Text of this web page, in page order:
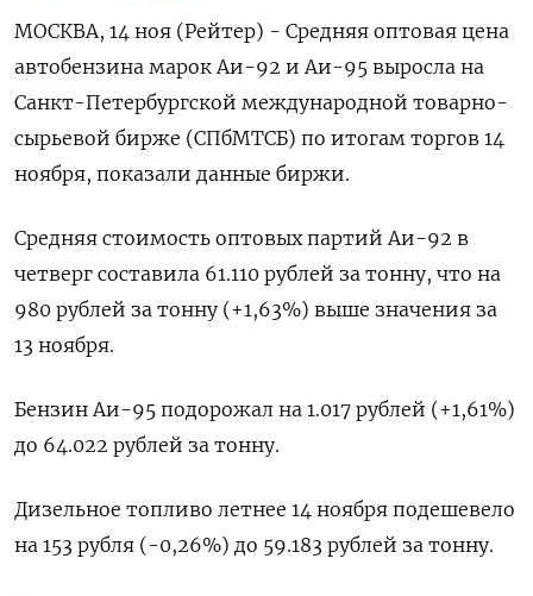
МОСКВА, 14 ноя (Рейтер) - Средняя оптовая цена
автобензина марок Аи-92 и Аи-95 выросла на
Санкт-Петербургской международной товарно-
сырьевой бирже (СПбМТСБ) по итогам торгов 14
ноября, показали данные биржи.
Средняя стоимость оптовых партий Аи-92 в
четверг составила 61.110 рублей за тонну, что на
980 рублей за тонну (+1,63%) выше значения за
13 ноября.
Бензин Аи-95 подорожал на 1.017 рублей (+1,61%)
до 64.022 рублей за тонну.
Дизельное топливо летнее 14 ноября подешевело
на 153 рубля (-0,26%) до 59.183 рублей за тонну.